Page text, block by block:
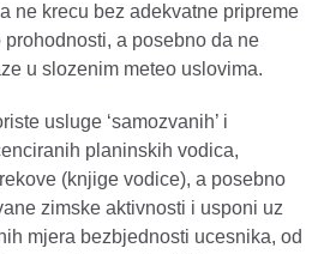
ne krecu bez adekvatne pripreme
a posebno da ne
u slozenim meteo uslovima.
usluge ‘samozvanih’ i
planinskih vodica,
(knjige vodice), a posebno
zimske aktivnosti i usponi uz
mjera bezbjednosti ucesnika, od